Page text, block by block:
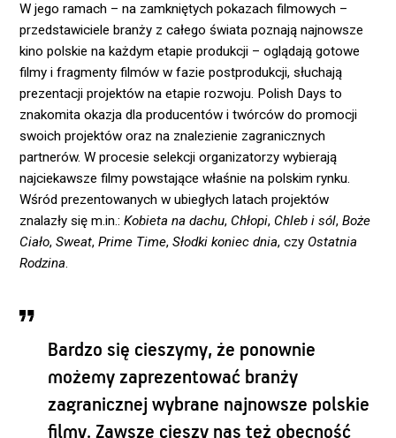
W jego ramach – na zamkniętych pokazach filmowych –
przedstawiciele branży z całego świata poznają najnowsze
kino polskie na każdym etapie produkcji – oglądają gotowe
filmy i fragmenty filmów w fazie postprodukcji, słuchają
prezentacji projektów na etapie rozwoju. Polish Days to
znakomita okazja dla producentów i twórców do promocji
swoich projektów oraz na znalezienie zagranicznych
partnerów. W procesie selekcji organizatorzy wybierają
najciekawsze filmy powstające właśnie na polskim rynku.
Wśród prezentowanych w ubiegłych latach projektów
znalazły się m.in.:Kobieta na dachu, Chłopi, Chleb i sól,Boże
Ciało,Sweat,Prime Time,Słodki koniec dnia, czy Ostatnia
Rodzina.
Bardzo się cieszymy, że ponownie
możemy zaprezentować branży
zagranicznej wybrane najnowsze polskie
filmy. Zawsze cieszy nas też obecność